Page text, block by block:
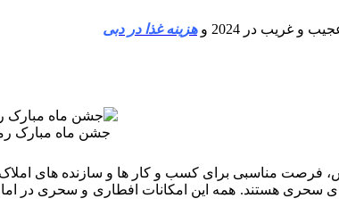
هزینه غذا در دبی
جشن ماه مبارک
فرصت مناسبی برای کسب و کار ها و سازنده های